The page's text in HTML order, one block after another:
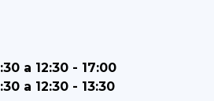
a 12:30 - 17:00
a 12:30 - 13:30